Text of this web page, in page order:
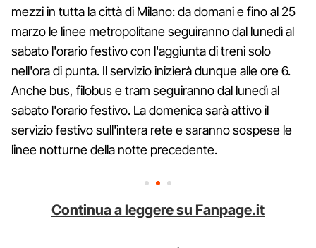
mezzi in tutta la città di Milano: da domani e fino al 25
marzo le linee metropolitane seguiranno dal lunedì al
sabato l'orario festivo con l'aggiunta di treni solo
nell'ora di punta. Il servizio inizierà dunque alle ore 6.
Anche bus, filobus e tram seguiranno dal lunedì al
sabato l'orario festivo. La domenica sarà attivo il
servizio festivo sull'intera rete e saranno sospese le
linee notturne della notte precedente.
Continua a leggere su Fanpage.it